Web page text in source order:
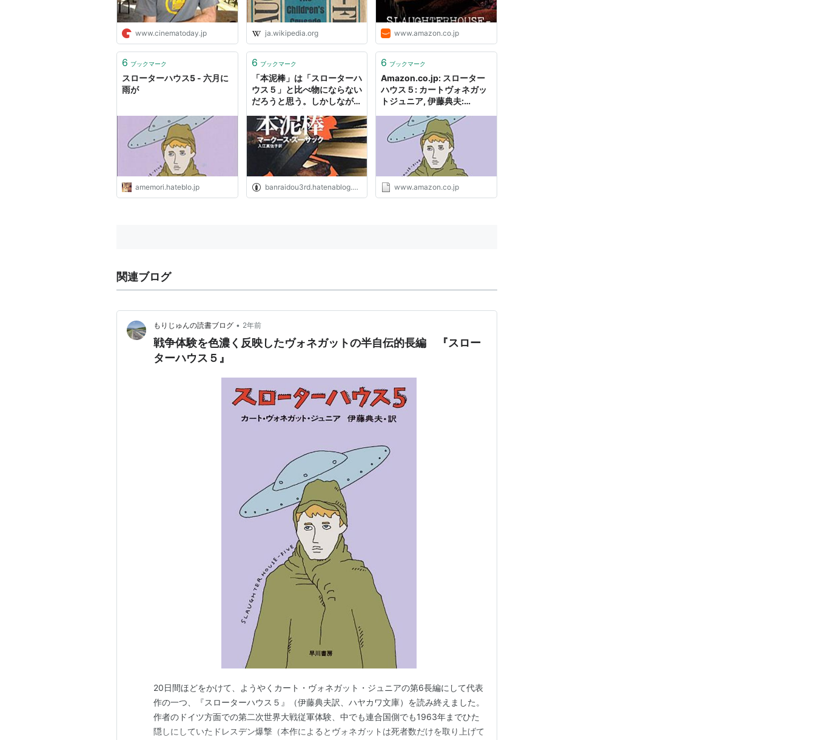
www.cinematoday.jp ja.wikipedia.org
ー・ペリン (出演): DVD
www.amazon.co.jp
6 ブックマーク
スローターハウス5 - 六月に
雨が
amemori.hateblo.jp
6 ブックマーク
「本泥棒」は「スローターハ
ウス５」と比べ物にならない
だろうと思う。しかしなが
3rd（仮）
banraidou3rd.hatenablog.com
6 ブックマーク
Amazon.co.jp: スローター
ハウス５: カートヴォネガッ
トジュニア, 伊藤典夫:
www.amazon.co.jp
関連ブログ
もりじゅんの読書ブログ • 2年前
戦争体験を色濃く反映したヴォネガットの半自伝的長編 『スロー
ターハウス５』
20日間ほどをかけて、ようやくカート・ヴォネガット・ジュニアの第6長編にして代表
作の一つ、『スローターハウス５』（伊藤典夫訳、ハヤカワ文庫）を読み終えました。
作者のドイツ方面での第二次世界大戦従軍体験、中でも連合国側でも1963年までひた
隠しにしていたドレスデン爆撃（本作によるとヴォネガットは死者数だけを取り上げて